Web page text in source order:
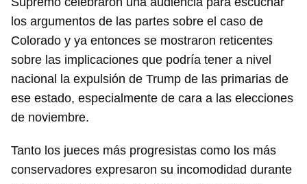
los argumentos de las partes sobre el caso de
Colorado y ya entonces se mostraron reticentes
sobre las implicaciones que podría tener a nivel
nacional la expulsión de Trump de las primarias de
ese estado, especialmente de cara a las elecciones
de noviembre.
Tanto los jueces más progresistas como los más
conservadores expresaron su incomodidad durante